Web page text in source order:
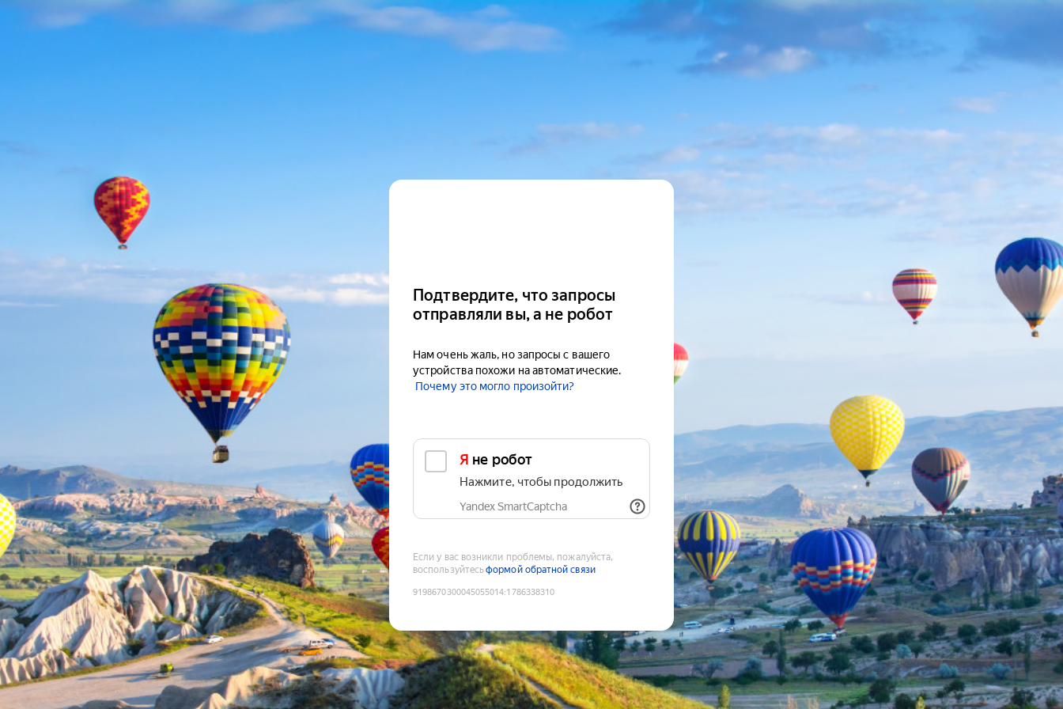
Подтвердите, что запросы
отправляли вы, а не робот
Нам очень жаль, но запросы с вашего
устройства похожи на автоматические.
Почему это могло произойти?
Я не робот
Нажмите, чтобы продолжить
Yandex SmartCaptcha
Если у вас возникли проблемы, пожалуйста,
воспользуйтесьформой обратной связи
9198670300045055014:1786338310